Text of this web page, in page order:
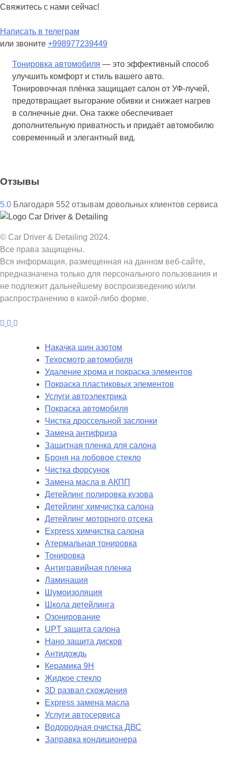
Свяжитесь с нами сейчас!
Написать в телеграм
или звоните +998977239449
Тонировка автомобиля — это эффективный способ
улучшить комфорт и стиль вашего авто.
Тонировочная плёнка защищает салон от УФ-лучей,
предотвращает выгорание обивки и снижает нагрев
в солнечные дни. Она также обеспечивает
дополнительную приватность и придаёт автомобилю
современный и элегантный вид.
Отзывы
5.0 Благодаря 552 отзывам довольных клиентов сервиса
© Car Driver & Detailing 2024.
Все права защищены.
Вся информация, размещенная на данном веб-сайте,
предназначена только для персонального пользования и
не подлежит дальнейшему воспроизведению и/или
распространению в какой-либо форме.
Накачка шин азотом
Техосмотр автомобиля
Удаление хрома и покраска элементов
Покраска пластиковых элементов
Услуги автоэлектрика
Покраска автомобиля
Чистка дроссельной заслонки
Замена антифриза
Защитная пленка для салона
Броня на лобовое стекло
Чистка форсунок
Замена масла в АКПП
Детейлинг полировка кузова
Детейлинг химчистка салона
Детейлинг моторного отсека
Express химчистка салона
Атермальная тонировка
Тонировка
Антигравийная пленка
Ламинация
Шумоизоляция
Школа детейлинга
Озонирование
UPT защита салона
Нано защита дисков
Антидождь
Керамика 9H
Жидкое стекло
3D развал схождения
Express замена масла
Услуги автосервиса
Водородная очистка ДВС
Заправка кондиционера